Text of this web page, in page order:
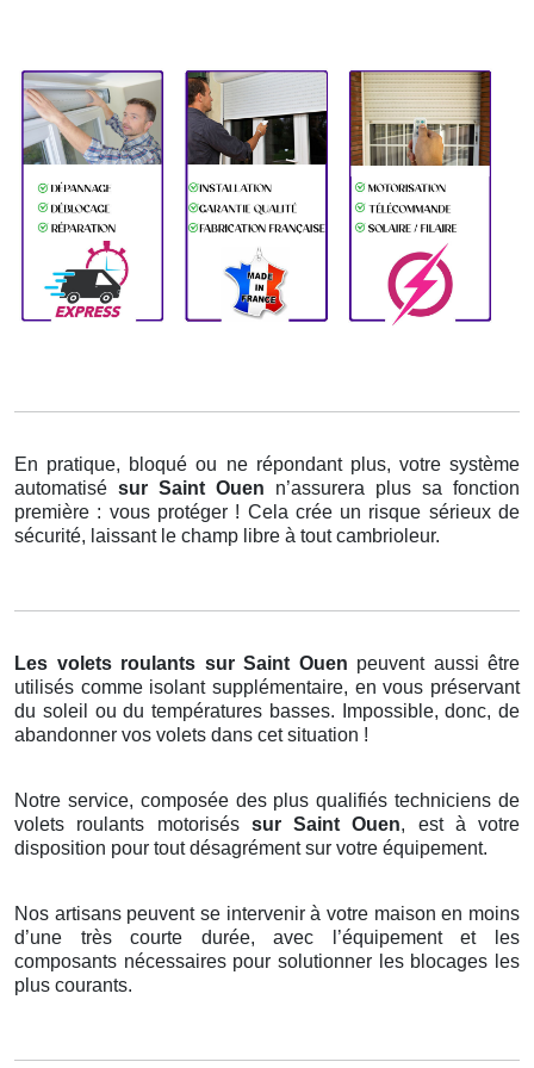
En pratique, bloqué ou ne répondant plus, votre système
automatisé sur Saint Ouen n’assurera plus sa fonction
première : vous protéger ! Cela crée un risque sérieux de
sécurité, laissant le champ libre à tout cambrioleur.
Les volets roulants sur Saint Ouen peuvent aussi être
utilisés comme isolant supplémentaire, en vous préservant
du soleil ou du températures basses. Impossible, donc, de
abandonner vos volets dans cet situation !
Notre service, composée des plus qualifiés techniciens de
volets roulants motorisés sur Saint Ouen, est à votre
disposition pour tout désagrément sur votre équipement.
Nos artisans peuvent se intervenir à votre maison en moins
d’une très courte durée, avec l’équipement et les
composants nécessaires pour solutionner les blocages les
plus courants.